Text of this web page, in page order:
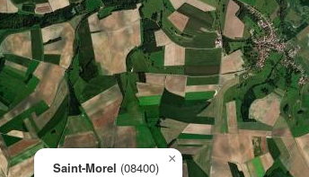
Saint-Morel (08400)
×